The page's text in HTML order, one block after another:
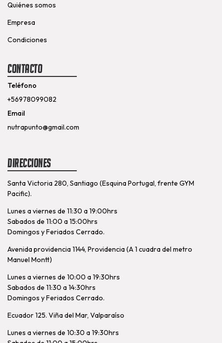
Quiénes somos
Empresa
Condiciones
Contacto
Teléfono
+56978099082
Email
nutrapunto@gmail.com
Direcciones
Santa Victoria 280, Santiago (Esquina Portugal, frente GYM
Pacific).
Lunes a viernes de 11:30 a 19:00hrs
Sabados de 11:00 a 15:00hrs
Domingos y Feriados Cerrado.
Avenida providencia 1144, Providencia (A 1 cuadra del metro
Manuel Montt)
Lunes a viernes de 10:00 a 19:30hrs
Sabados de 11:30 a 14:30hrs
Domingos y Feriados Cerrado.
Ecuador 125. Viña del Mar, Valparaíso
Lunes a viernes de 10:30 a 19:30hrs